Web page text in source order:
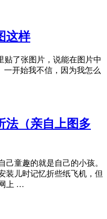
这样
贴了张图片，说能在图片中
一开始我不信，因为我怎么
法（亲自上图多
己童趣的就是自己的小孩。
装儿时记忆折些纸飞机，但
上 …